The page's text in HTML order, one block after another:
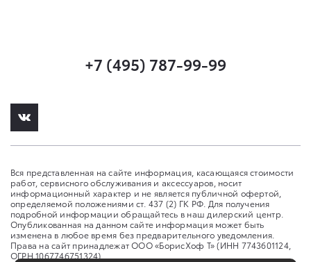
+7 (495) 787-99-99
Вся представленная на сайте информация, касающаяся стоимости
работ, сервисного обслуживания и аксессуаров, носит
информационный характер и не является публичной офертой,
определяемой положениями ст. 437 (2) ГК РФ. Для получения
подробной информации обращайтесь в наш дилерский центр.
Опубликованная на данном сайте информация может быть
изменена в любое время без предварительного уведомления.
Права на сайт принадлежат ООО «БорисХоф Т» (ИНН 7743601124,
ОГРН 1067746751324)